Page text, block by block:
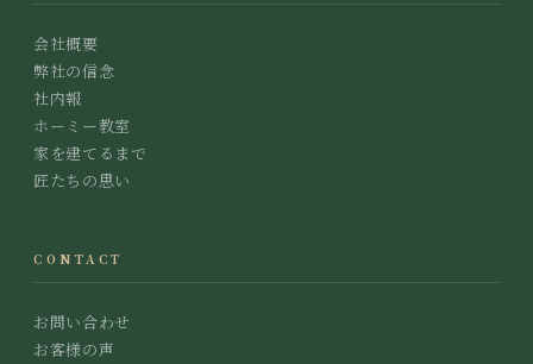
会社概要
弊社の信念
社内報
ホーミー教室
家を建てるまで
匠たちの思い
CONTACT
お問い合わせ
お客様の声